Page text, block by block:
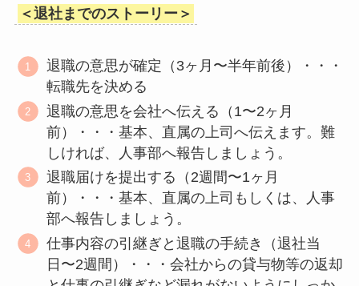
＜退社までのストーリー＞
退職の意思が確定（3ヶ月〜半年前後）・・・
転職先を決める
退職の意思を会社へ伝える（1〜2ヶ月
前）・・・基本、直属の上司へ伝えます。難
しければ、人事部へ報告しましょう。
退職届けを提出する（2週間〜1ヶ月
前）・・・基本、直属の上司もしくは、人事
部へ報告しましょう。
仕事内容の引継ぎと退職の手続き（退社当
日〜2週間）・・・会社からの貸与物等の返却